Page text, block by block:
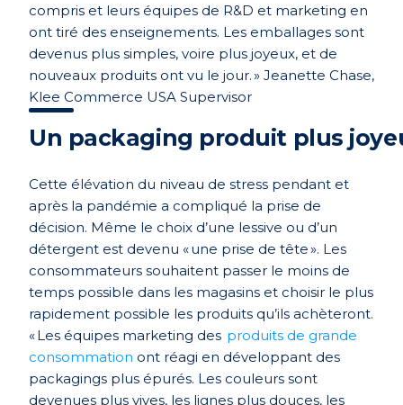
compris et leurs équipes de R&D et marketing en
ont tiré des enseignements. Les emballages sont
devenus plus simples, voire plus joyeux, et de
nouveaux produits ont vu le jour.» Jeanette Chase,
Klee Commerce USA Supervisor
Un packaging produit plus
Cette élévation du niveau de stress pendant et
après la pandémie a compliqué la prise de
décision. Même le choix d’une lessive ou d’un
détergent est devenu «une prise de tête ». Les
consommateurs souhaitent passer le moins de
temps possible dans les magasins et choisir le plus
rapidement possible les produits qu’ils achèteront.
«Les équipes marketing des produits de grande
consommation ont réagi en développant des
packagings plus épurés. Les couleurs sont
devenues plus vives, les lignes plus douces, les